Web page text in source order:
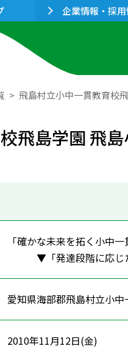
企業情報・採
飛島村立小中一貫教育校
飛島学園 飛
「確かな未来を拓く小中一
▼「発達段階に応じた
愛知県海部郡飛島村立小
2010年11月12日(金)